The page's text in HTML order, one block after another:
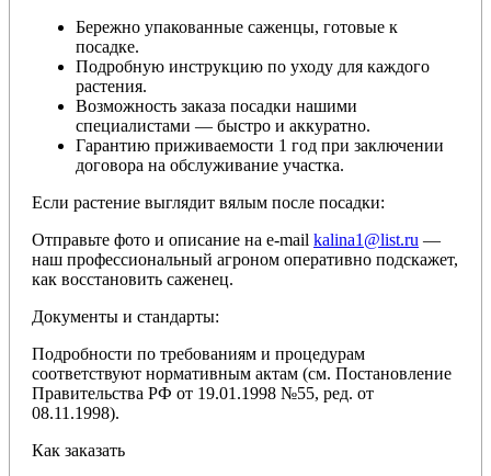
Бережно упакованные саженцы, готовые к
посадке.
Подробную инструкцию по уходу для каждого
растения.
Возможность заказа посадки нашими
специалистами — быстро и аккуратно.
Гарантию приживаемости 1 год при заключении
договора на обслуживание участка.
Если растение выглядит вялым после посадки:
Отправьте фото и описание на e-mail kalina1@list.ru —
наш профессиональный агроном оперативно подскажет,
как восстановить саженец.
Документы и стандарты:
Подробности по требованиям и процедурам
соответствуют нормативным актам (см. Постановление
Правительства РФ от 19.01.1998 №55, ред. от
08.11.1998).
Как заказать